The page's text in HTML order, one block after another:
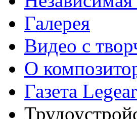
Галерея
Видео с
О
Газета